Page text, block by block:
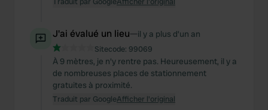
J'ai évalué un lieu—il y a plus d’un an
Sitecode: 99069
À 9 mètres, je n'y rentre pas. Heureusement, il y a
de nombreuses places de stationnement
gratuites à proximité.
Traduit par GoogleAfficher l'original